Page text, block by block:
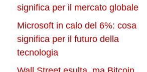
significa per il mercato globale
Microsoft in calo del 6%: cosa
significa per il futuro della
tecnologia